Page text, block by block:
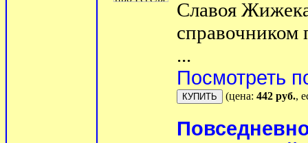
Славоя
...
Посмотреть
(цена: 442 руб.,